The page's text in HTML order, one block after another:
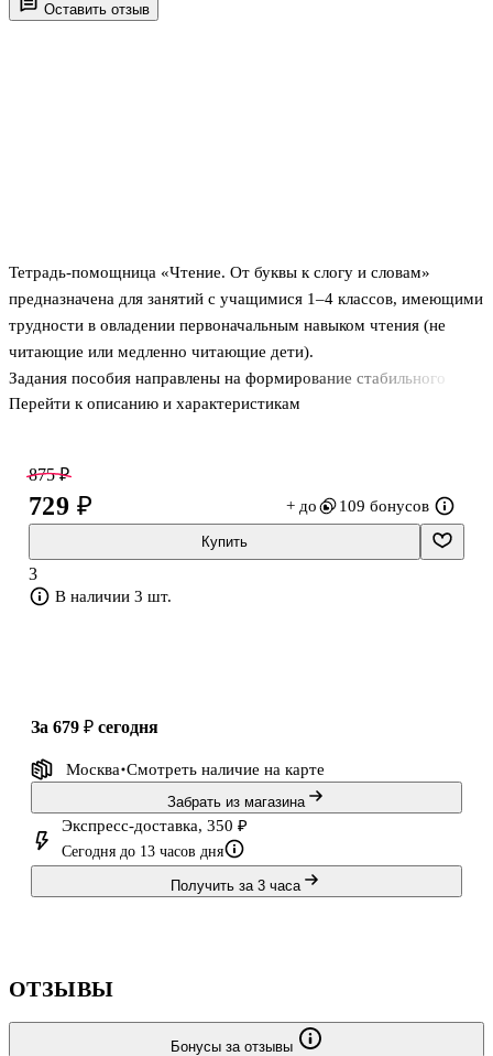
Оставить отзыв
Тетрадь-помощница «Чтение. От буквы к слогу и словам»
предназначена для занятий с учащимися 1–4 классов, имеющими
трудности в овладении первоначальным навыком чтения (не
читающие или медленно читающие дети).
Задания пособия направлены на формирование стабильного
образа печатной буквы и подготавливают детей к овладению
специально разработанные упражнения и задания на
формирование зрительно-пространственных, зрительно-
двигательных, речедвигательных и речеслуховых представлений.
Материал для заданий отобран с учётом частотности печатных
букв и особенностей расположения их элементов. Для каждого
Перейти к описанию и характеристикам
875 ₽
729 ₽ + до 109 бонусов
Купить
3
В наличии 3 шт.
за 679 ₽ сегодня
Москва Смотреть наличие на карте
Забрать из магазина
Экспресс-доставка, 350 ₽
Сегодня до 13 часов дня
Получить за 3 часа
ОТЗЫВЫ
Бонусы за отзывы